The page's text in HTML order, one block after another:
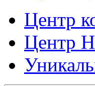
Центр
Центр